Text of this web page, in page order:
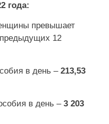
года:
превышает
12
в день – 213,53
в день –3 203